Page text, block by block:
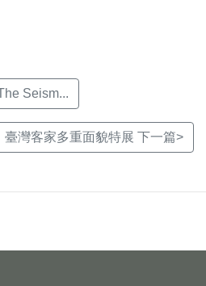
Seism...
臺灣客家多重面貌特展 下一篇>